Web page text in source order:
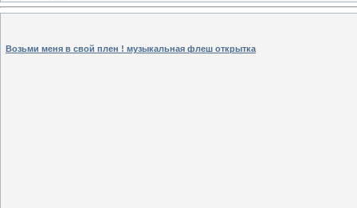
Возьми меня в свой плен ! музыкальная флеш открытка